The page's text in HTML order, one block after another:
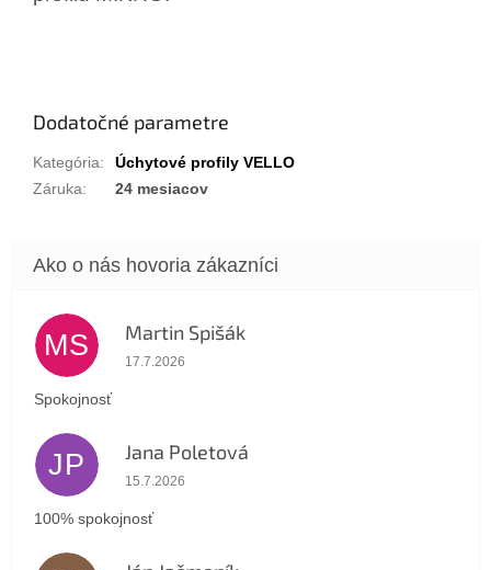
Dodatočné parametre
Kategória:
Úchytové profily VELLO
Záruka: 24 mesiacov
MS Martin Spišák
Hodnotenie obchodu je 5 z 5 hviezdičiek.
17.7.2026
Spokojnosť
JP Jana Poletová
Hodnotenie obchodu je 5 z 5 hviezdičiek.
15.7.2026
100% spokojnosť